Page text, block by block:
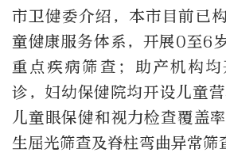
市卫健委介绍，本市目前已
童健康服务体系，开展0至6
重点疾病筛查；助产机构
诊，妇幼保健院均开设儿童营
儿童眼保健和视力检查覆盖
生屈光筛查及脊柱弯曲异常筛